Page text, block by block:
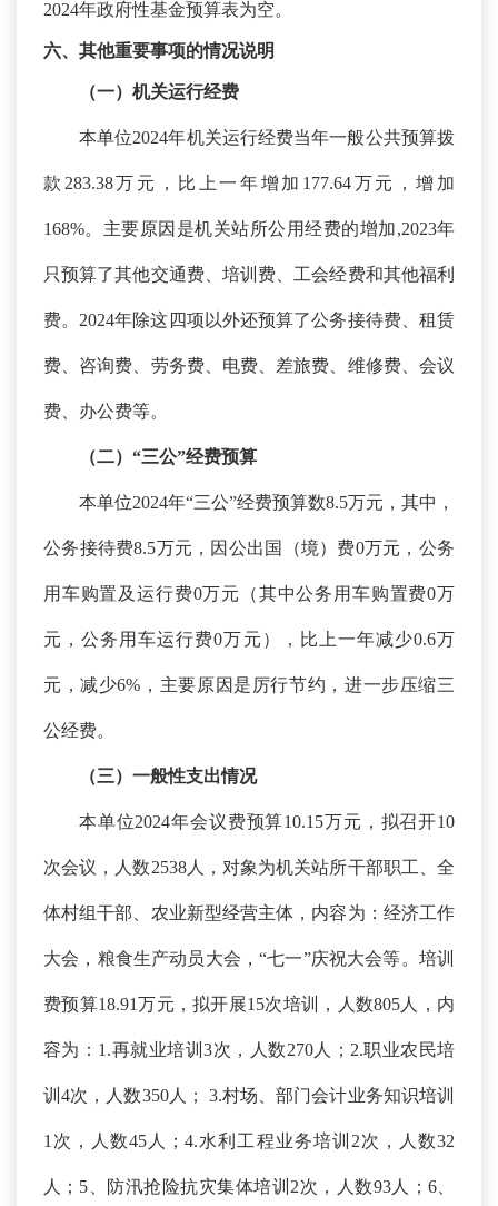
2024年政府性基金预算表为空。
六、其他重要事项的情况说明
（一）机关运行经费
本单位2024年机关运行经费当年一般公共预算拨
款283.38万元，比上一年增加177.64万元，增加
168%。 主要原因是机关站所公用经费的增加,2023年
只预算了其他交通费、培训费、工会经费和其他福利
费。2024年除这四项以外还预算了公务接待费、租赁
费、咨询费、劳务费、电费、差旅费、维修费、会议
费、办公费等。
（二） “三公”经费预算
本单位2024年“三公”经费预算数8.5万元，其中，
公务接待费8.5万元，因公出国（境）费0万元，公务
用车购置及运行费0万元（其中公务用车购置费0万
元，公务用车运行费0万元），比上一年减少0.6万
元，减少6%，主要原因是厉行节约，进一步压缩三
公经费。
（三）一般性支出情况
本单位2024年会议费预算10.15万元，拟召开10
次会议，人数2538人，对象为机关站所干部职工、全
体村组干部、农业新型经营主体，内容为：经济工作
大会，粮食生产动员大会，“七一”庆祝大会等。培训
费预算18.91万元，拟开展15次培训，人数805人，内
容为：1.再就业培训3次，人数270人；2.职业农民培
训4次，人数350人； 3.村场、部门会计业务知识培训
1次，人数45人；4.水利工程业务培训2次，人数32
人；5、防汛抢险抗灾集体培训2次，人数93人；6、